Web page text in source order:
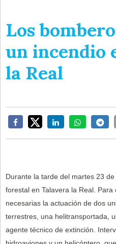
Los
un incendio
la Real
Durante la tarde del martes 23
forestal en Talavera la Real.
necesarias la actuación de dos
terrestres, una helitransportada,
agente técnico de extinción.